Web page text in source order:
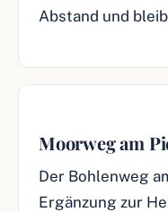
Abstand und
Moorweg am
Der Bohlenweg
Ergänzung zur